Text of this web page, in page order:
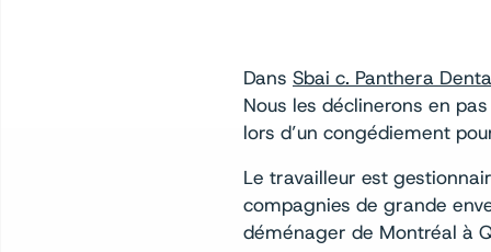
Dans Sbai c. Panthera
Nous les déclinerons en
lors d’un congédiement
Le travailleur est
compagnies de grande
déménager de Montréal à